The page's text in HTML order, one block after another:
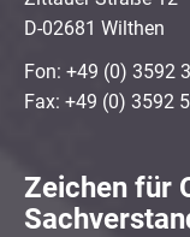
D-02681 Wilthen
Fon: +49 (0) 3592
Fax: +49 (0) 3592
Zeichen für